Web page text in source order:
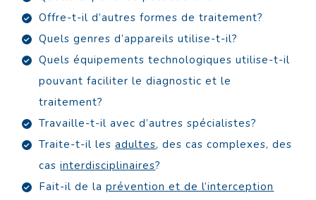
Offre-t-il d’autres formes de traitement?
Quels genres d’appareils utilise-t-il?
Quels équipements technologiques utilise-t-il
pouvant faciliter le diagnostic et le
traitement?
Travaille-t-il avec d’autres spécialistes?
Traite-t-il lesadultes, des cas complexes, des
casinterdisciplinaires?
Fait-il de laprévention et de l’interception